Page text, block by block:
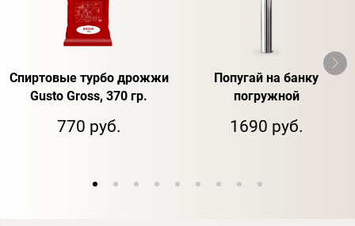
Спиртовые турбо дрожжи
Gusto Gross, 370 гр.
770 руб.
Попугай на банку
погружной
1690 руб.